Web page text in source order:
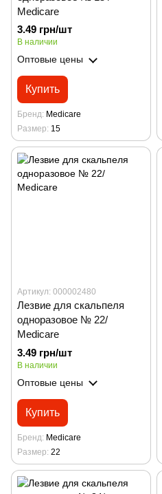
Medicare
3.49 грн/шт
В наличии
Оптовые цены
Купить
Бренд Medicare
Размер 15
Артикул: 000002480
Лезвие для скальпеля
одноразовое № 22/
Medicare
3.49 грн/шт
В наличии
Оптовые цены
Купить
Бренд Medicare
Размер 22